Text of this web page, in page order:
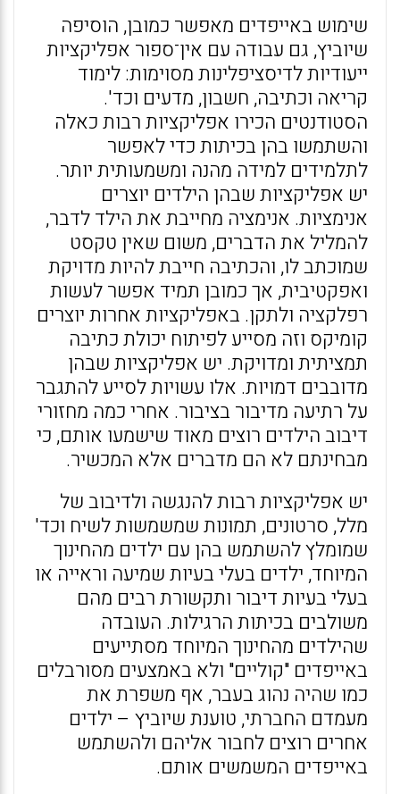
שימוש באייפדים מאפשר כמובן, הוסיפה
שיוביץ, גם עבודה עם אין־ספור אפליקציות
ייעודיות לדיסציפלינות מסוימות: לימוד
קריאה וכתיבה, חשבון, מדעים וכד'.
הסטודנטים הכירו אפליקציות רבות כאלה
והשתמשו בהן בכיתות כדי לאפשר
לתלמידים למידה מהנה ומשמעותית יותר.
יש אפליקציות שבהן הילדים יוצרים
אנימציות. אנימציה מחייבת את הילד לדבר,
להמליל את הדברים, משום שאין טקסט
שמוכתב לו, והכתיבה חייבת להיות מדויקת
ואפקטיבית, אך כמובן תמיד אפשר לעשות
רפלקציה ולתקן. באפליקציות אחרות יוצרים
קומיקס וזה מסייע לפיתוח יכולת כתיבה
תמציתית ומדויקת. יש אפליקציות שבהן
מדובבים דמויות. אלו עשויות לסייע להתגבר
על רתיעה מדיבור בציבור. אחרי כמה מחזורי
דיבוב הילדים רוצים מאוד שישמעו אותם, כי
מבחינתם לא הם מדברים אלא המכשיר.
יש אפליקציות רבות להנגשה ולדיבוב של
מלל, סרטונים, תמונות שמשמשות לשיח וכד'
שמומלץ להשתמש בהן עם ילדים מהחינוך
המיוחד, ילדים בעלי בעיות שמיעה וראייה או
בעלי בעיות דיבור ותקשורת רבים מהם
משולבים בכיתות הרגילות. העובדה
שהילדים מהחינוך המיוחד מסתייעים
באייפדים "קוליים" ולא באמצעים מסורבלים
כמו שהיה נהוג בעבר, אף משפרת את
מעמדם החברתי, טוענת שיוביץ – ילדים
אחרים רוצים לחבור אליהם ולהשתמש
באייפדים המשמשים אותם.